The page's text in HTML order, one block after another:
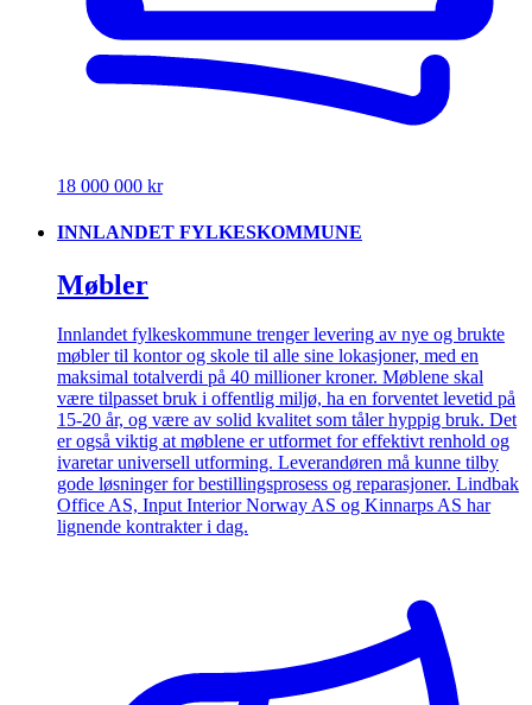
18 000 000 kr
INNLANDET FYLKESKOMMUNE
Møbler
Innlandet fylkeskommune trenger levering av nye og brukte
møbler til kontor og skole til alle sine lokasjoner, med en
maksimal totalverdi på 40 millioner kroner. Møblene skal
være tilpasset bruk i offentlig miljø, ha en forventet levetid på
15-20 år, og være av solid kvalitet som tåler hyppig bruk. Det
er også viktig at møblene er utformet for effektivt renhold og
ivaretar universell utforming. Leverandøren må kunne tilby
gode løsninger for bestillingsprosess og reparasjoner. Lindbak
Office AS, Input Interior Norway AS og Kinnarps AS har
lignende kontrakter i dag.